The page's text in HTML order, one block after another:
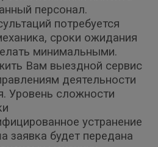
персонал.
потребуется
сроки ожидания
минимальными.
Вам выездной сервис
деятельности
Уровень сложности
устранение
заявка будет передана